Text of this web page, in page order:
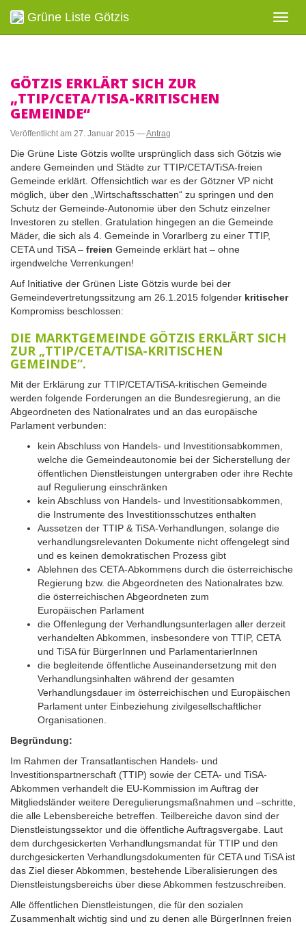
ein-/
Grüne Liste Götzis
GÖTZIS ERKLÄRT SICH ZUR
„TTIP/CETA/TISA-KRITISCHEN
GEMEINDE“
Veröffentlicht am 27. Januar 2015 —Antrag
Die Grüne Liste Götzis wollte ursprünglich dass sich Götzis wie
andere Gemeinden und Städte zur TTIP/CETA/TiSA-freien
Gemeinde erklärt. Offensichtlich war es der Götzner VP nicht
möglich, über den „Wirtschaftsschatten“ zu springen und den
Schutz der Gemeinde-Autonomie über den Schutz einzelner
Investoren zu stellen. Gratulation hingegen an die Gemeinde
Mäder, die sich als 4. Gemeinde in Vorarlberg zu einer TTIP,
CETA und TiSA – freien Gemeinde erklärt hat – ohne
irgendwelche Verrenkungen!
Auf Initiative der Grünen Liste Götzis wurde bei der
Gemeindevertretungssitzung am 26.1.2015 folgender kritischer
Kompromiss beschlossen:
DIE MARKTGEMEINDE GÖTZIS ERKLÄRT SICH
ZUR „TTIP/CETA/TISA-KRITISCHEN
GEMEINDE“.
Mit der Erklärung zur TTIP/CETA/TiSA-kritischen Gemeinde
werden folgende Forderungen an die Bundesregierung, an die
Abgeordneten des Nationalrates und an das europäische
Parlament verbunden:
kein Abschluss von Handels- und Investitionsabkommen,
welche die Gemeindeautonomie bei der Sicherstellung der
öffentlichen Dienstleistungen untergraben oder ihre Rechte
auf Regulierung einschränken
kein Abschluss von Handels- und Investitionsabkommen,
die Instrumente des Investitionsschutzes enthalten
Aussetzen der TTIP & TiSA-Verhandlungen, solange die
verhandlungsrelevanten Dokumente nicht offengelegt sind
und es keinen demokratischen Prozess gibt
Ablehnen des CETA-Abkommens durch die österreichische
Regierung bzw. die Abgeordneten des Nationalrates bzw.
die österreichischen Abgeordneten zum
Europäischen Parlament
die Offenlegung der Verhandlungsunterlagen aller derzeit
verhandelten Abkommen, insbesondere von TTIP, CETA
und TiSA für BürgerInnen und ParlamentarierInnen
die begleitende öffentliche Auseinandersetzung mit den
Verhandlungsinhalten während der gesamten
Verhandlungsdauer im österreichischen und Europäischen
Parlament unter Einbeziehung zivilgesellschaftlicher
Organisationen.
Begründung:
Im Rahmen der Transatlantischen Handels- und
Investitionspartnerschaft (TTIP) sowie der CETA- und TiSA-
Abkommen verhandelt die EU-Kommission im Auftrag der
Mitgliedsländer weitere Deregulierungsmaßnahmen und –schritte,
die alle Lebensbereiche betreffen. Teilbereiche davon sind der
Dienstleistungssektor und die öffentliche Auftragsvergabe. Laut
dem durchgesickerten Verhandlungsmandat für TTIP und den
durchgesickerten Verhandlungsdokumenten für CETA und TiSA ist
das Ziel dieser Abkommen, bestehende Liberalisierungen des
Dienstleistungsbereichs über diese Abkommen festzuschreiben.
Alle öffentlichen Dienstleistungen, die für den sozialen
Zusammenhalt wichtig sind und zu denen alle BürgerInnen freien